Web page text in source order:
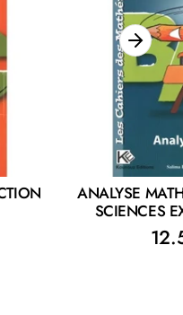
ANALYSE
SCIENCES